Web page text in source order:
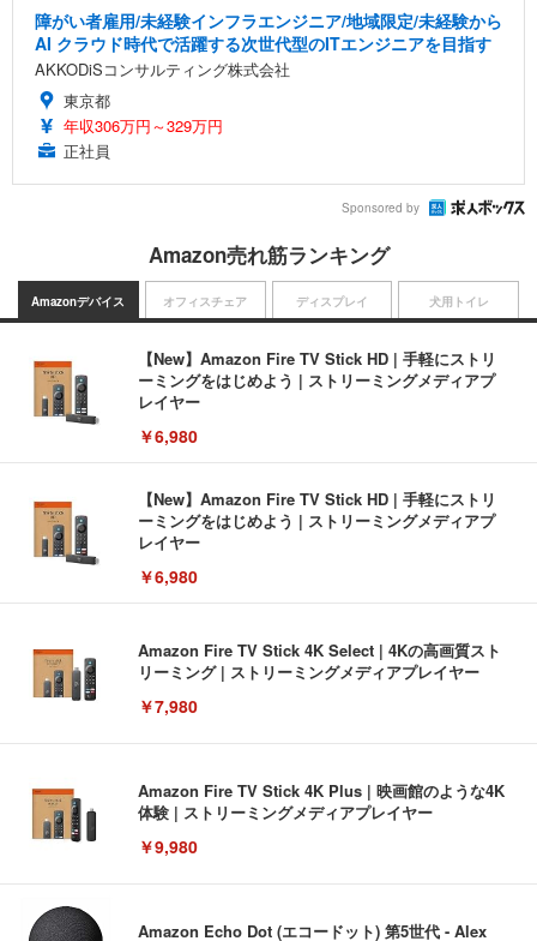
障がい者雇用/未経験インフラエンジニア/地域限定/未経験から
AI クラウド時代で活躍する次世代型のITエンジニアを目指す
AKKODiSコンサルティング株式会社
東京都
年収306万円～329万円
正社員
Sponsored by
Amazon売れ筋ランキング
Amazonデバイス
【New】Amazon Fire TV Stick HD | 手軽にストリ
ーミングをはじめよう | ストリーミングメディアプ
レイヤー
￥6,980
【New】Amazon Fire TV Stick HD | 手軽にストリ
ーミングをはじめよう | ストリーミングメディアプ
レイヤー
￥6,980
Amazon Fire TV Stick 4K Select | 4Kの高画質スト
リーミング | ストリーミングメディアプレイヤー
￥7,980
Amazon Fire TV Stick 4K Plus | 映画館のような4K
体験 | ストリーミングメディアプレイヤー
￥9,980
Amazon Echo Dot (エコードット) 第5世代 - Alex
オフィスチェア ディスプレイ 犬用トイレ